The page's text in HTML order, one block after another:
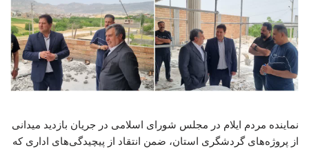
نماینده مردم ایلام در مجلس شورای اسلامی در جریان بازدید میدانی
از پروژه‌های گردشگری استان، ضمن انتقاد از پیچیدگی‌های اداری که